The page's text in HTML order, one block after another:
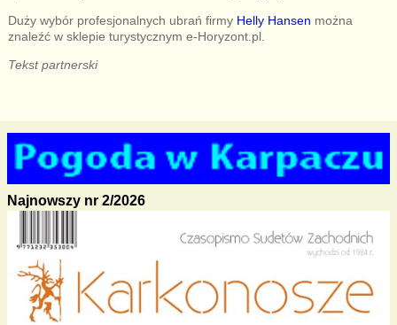
Duży wybór profesjonalnych ubrań firmy Helly Hansen można
znaleźć w sklepie turystycznym e-Horyzont.pl.
Tekst partnerski
Najnowszy nr 2/2026